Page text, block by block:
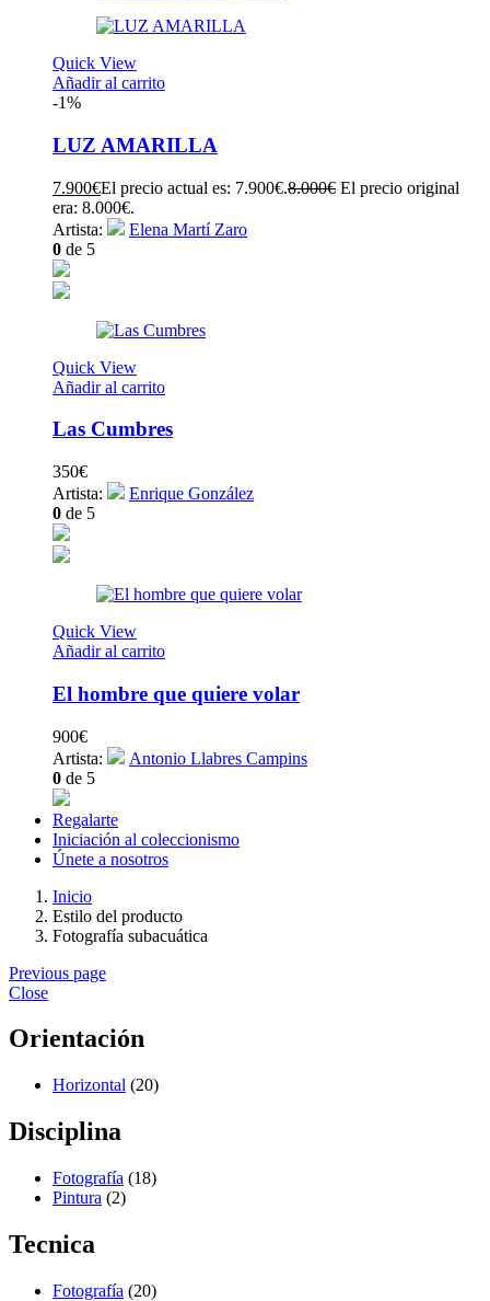
Quick View
Añadir al carrito
-1%
LUZ AMARILLA
7.900€El precio actual es: 7.900€.8.000€ El precio original
era: 8.000€.
Artista:
Elena Martí Zaro
0 de 5
Quick View
Añadir al carrito
Las Cumbres
350€
Artista:
Enrique González
0 de 5
Quick View
Añadir al carrito
El hombre que quiere volar
900€
Artista:
Antonio Llabres Campins
0 de 5
Regalarte
Iniciación al coleccionismo
Únete a nosotros
Inicio
Estilo del producto
Fotografía subacuática
Previous page
Close
Orientación
Horizontal (20)
Disciplina
Fotografía (18)
Pintura (2)
Tecnica
Fotografía (20)